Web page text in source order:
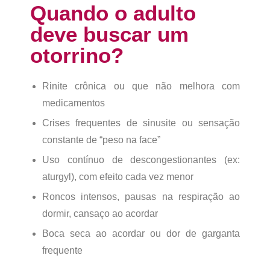
Quando o adulto
deve buscar um
otorrino?
Rinite crônica ou que não melhora com
medicamentos
Crises frequentes de sinusite ou sensação
constante de “peso na face”
Uso contínuo de descongestionantes (ex:
aturgyl), com efeito cada vez menor
Roncos intensos, pausas na respiração ao
dormir, cansaço ao acordar
Boca seca ao acordar ou dor de garganta
frequente